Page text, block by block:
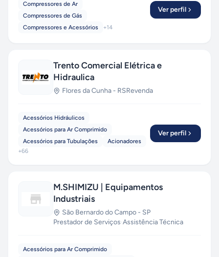
Compressores de Ar
Compressores de Gás
Compressores e Acessórios
+14
Ver perfil
Trento Comercial Elétrica e
Hidraulica
Flores da Cunha - RSRevenda
Acessórios Hidráulicos
Acessórios para Ar Comprimido
Acessórios para Tubulações
Acionadores
+66
Ver perfil
M.SHIMIZU | Equipamentos
Industriais
São Bernardo do Campo - SP
Prestador de Serviços·Assistência Técnica
Acessórios para Ar Comprimido